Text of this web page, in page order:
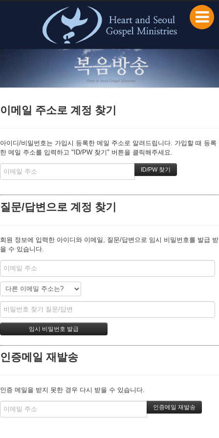
이메일 주소로 계정 찾기
아이디/비밀번호는 가입시 등록한 메일 주소로 알려드립니다. 가입할 때 등록
한 메일 주소를 입력하고 "ID/PW 찾기" 버튼을 클릭해주세요.
질문/답변으로 계정 찾기
회원 정보에 입력한 아이디와 이메일, 질문/답변으로 임시 비밀번호를 발급 받
을 수 있습니다.
인증메일 재발송
인증 메일을 받지 못한 경우 다시 받을 수 있습니다.